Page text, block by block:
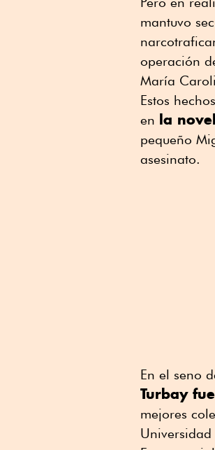
mantuvo
operación
María
Estos
en la
pequeño
asesinato.
En el seno
Turbay
mejores